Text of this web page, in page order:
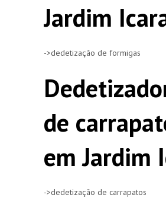
Jardim
->dedetização de formigas
de
em Jardim
->dedetização de carrapatos